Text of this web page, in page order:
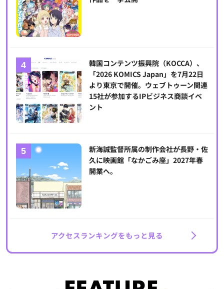
韓国コンテンツ振興院（KOCCA）、
「2026 KOMICS Japan」を7月22日
より東京で開催。ウェブトゥーン関連
15社が参加するIPビジネス商談イベ
ント
新海誠監督所属の制作会社が長野・佐
久に映画館「なかごみ座」2027年春
開業へ。
アクセスランキングをもっと見る